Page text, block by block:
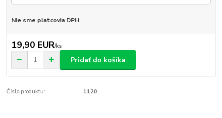
Nie sme platcovia DPH
19,90 EUR/ks
Pridať do košíka
Číslo produktu: 1120